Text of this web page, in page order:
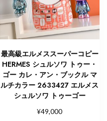
最高級エルメススーパーコピー
HERMES シュルソワ トゥー・
ゴー カレ・アン・ブックル マ
ルチカラー 2633427 エルメス
シュルソワ トゥーゴー
¥49,000